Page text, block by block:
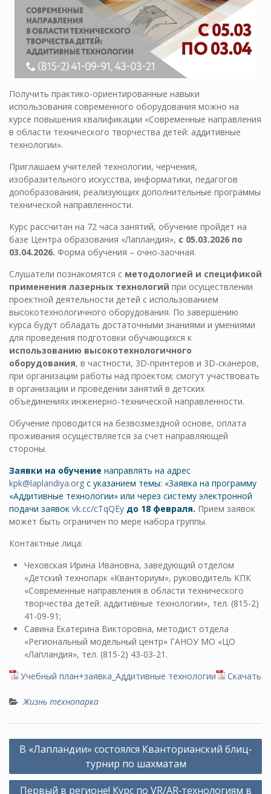
Получить практико-ориентированные навыки
использования современного оборудования можно на
курсе повышения квалификации «Современные направления
в области технического творчества детей: аддитивные
технологии».
Приглашаем учителей технологии, черчения,
изобразительного искусства, информатики, педагогов
допобразования, реализующих дополнительные программы
технической направленности.
Курс рассчитан на 72 часа занятий, обучение пройдет на
базе Центра образования «Лапландия», с 05.03.2026 по
03.04.2026. Форма обучения – очно-заочная.
Слушатели познакомятся с методологией и спецификой
применения лазерных технологий при осуществлении
проектной деятельности детей с использованием
высокотехнологичного оборудования. По завершению
курса будут обладать достаточными знаниями и умениями
для проведения подготовки обучающихся к
использованию высокотехнологичного
оборудования, в частности, 3D-принтеров и 3D-сканеров,
при организации работы над проектом; смогут участвовать
в организации и проведении занятий в детских
объединениях инженерно-технической направленности.
Обучение проводится на безвозмездной основе, оплата
проживания осуществляется за счет направляющей
стороны.
Заявки на обучение направлять на адрес
kpk@laplandiya.org с указанием темы: «Заявка на программу
«Аддитивные технологии» или через систему электронной
подачи заявок vk.cc/cTqQEy до 18 февраля. Прием заявок
может быть ограничен по мере набора группы.
Контактные лица:
Чеховская Ирина Ивановна, заведующий отделом
«Детский технопарк «Кванториум», руководитель КПК
«Современные направления в области технического
творчества детей: аддитивные технологии», тел. (815-2)
41-09-91;
Савина Екатерина Викторовна, методист отдела
«Региональный модельный центр» ГАНОУ МО «ЦО
«Лапландия», тел. (815-2) 43-03-21.
Учебный план+заявка_Аддитивные технологии
Скачать
Жизнь технопарка
Навигация
записям
В «Лапландии» состоялся Кванторианский блиц-
турнир по шахматам
Первый в регионе! Курс по VR/AR‑технологиям в